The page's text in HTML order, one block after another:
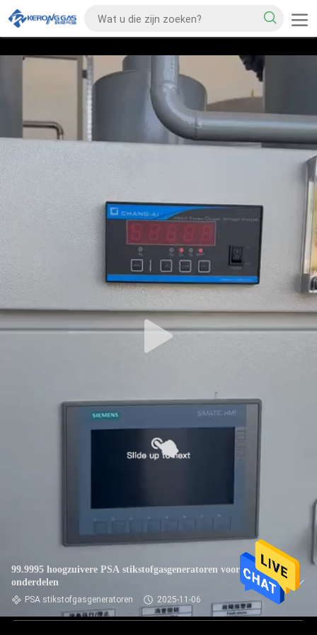
99.9995 hoogzuivere PSA stikstofgasgeneratoren voor auto-
onderdelen
PSA stikstofgasgeneratoren 2025-11-06